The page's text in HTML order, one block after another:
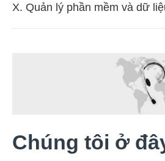
X. Quản lý phần mềm và dữ
Chúng tôi ở